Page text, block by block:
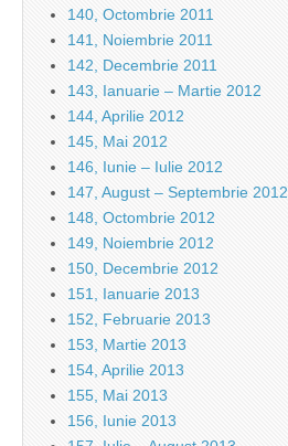
140, Octombrie 2011
141, Noiembrie 2011
142, Decembrie 2011
143, Ianuarie – Martie 2012
144, Aprilie 2012
145, Mai 2012
146, Iunie – Iulie 2012
147, August – Septembrie 2012
148, Octombrie 2012
149, Noiembrie 2012
150, Decembrie 2012
151, Ianuarie 2013
152, Februarie 2013
153, Martie 2013
154, Aprilie 2013
155, Mai 2013
156, Iunie 2013